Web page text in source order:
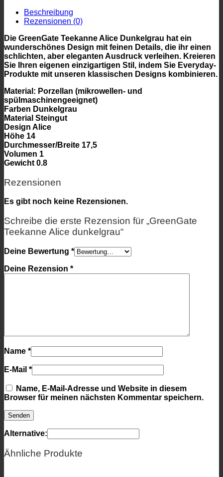
Beschreibung
Rezensionen (0)
Die GreenGate Teekanne Alice Dunkelgrau hat ein
wunderschönes Design mit feinen Details, die ihr einen
schlichten, aber eleganten Ausdruck verleihen. Kreieren
Sie Ihren eigenen einzigartigen Stil, indem Sie Everyday-
Produkte mit unseren klassischen Designs kombinieren.
Material: Porzellan (mikrowellen- und
spülmaschinengeeignet)
Farben Dunkelgrau
Material Steingut
Design Alice
Höhe 14
Durchmesser/Breite 17,5
Volumen 1
Gewicht 0.8
Rezensionen
Es gibt noch keine Rezensionen.
Schreibe die erste Rezension für „GreenGate
Teekanne Alice dunkelgrau“
Deine Bewertung *
Deine Rezension *
Name *
E-Mail *
Name, E-Mail-Adresse und Website in diesem
Browser für meinen nächsten Kommentar speichern.
Alternative:
Ähnliche Produkte